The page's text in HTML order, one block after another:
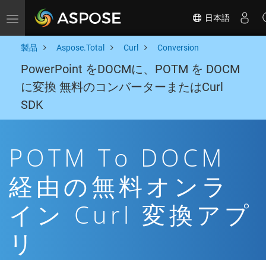
Toggle navigation 日本語
製品 Aspose.Total Curl Conversion
PowerPoint をDOCMに、POTM を DOCM
に変換 無料のコンバーターまたはCurl
SDK
POTM To DOCM
経由の無料オンラ
イン Curl 変換アプ
リ